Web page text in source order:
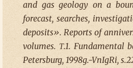
and gas geology on a
forecast, searches,
deposits». Reports of
volumes. Т.1. Fundamental
Petersburg, 1998g.-VnIgRi,